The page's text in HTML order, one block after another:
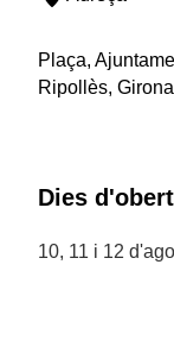
Plaça,
Ripollès, Girona
Dies
10, 11 i 12